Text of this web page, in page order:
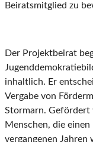
Beiratsmitglied zu
Der Projektbeirat
inhaltlich. Er
Vergabe von
Stormarn. Gefördert
Menschen, die
vergangenen Jahren